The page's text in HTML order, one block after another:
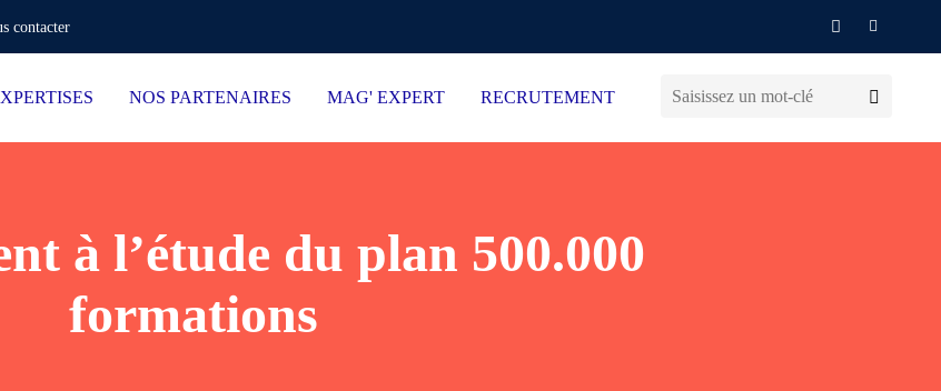
contacter
NOS PARTENAIRES MAG' EXPERT RECRUTEMENT
à l’étude du plan 500.000
formations